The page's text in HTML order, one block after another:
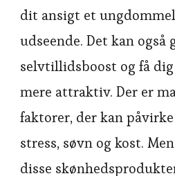
dit ansigt et
udseende. Det kan også
selvtillidsboost og få
mere attraktiv. Der er
faktorer, der kan
stress, søvn og kost.
disse